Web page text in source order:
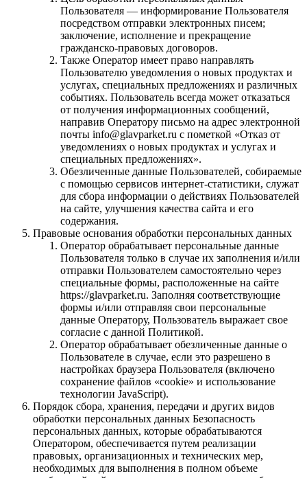
Пользователя — информирование Пользователя
посредством отправки электронных писем;
заключение, исполнение и прекращение
гражданско-правовых договоров.
Также Оператор имеет право направлять
Пользователю уведомления о новых продуктах и
услугах, специальных предложениях и различных
событиях. Пользователь всегда может отказаться
от получения информационных сообщений,
направив Оператору письмо на адрес электронной
почты info@glavparket.ru с пометкой «Отказ от
уведомлениях о новых продуктах и услугах и
специальных предложениях».
Обезличенные данные Пользователей, собираемые
с помощью сервисов интернет-статистики, служат
для сбора информации о действиях Пользователей
на сайте, улучшения качества сайта и его
содержания.
Правовые основания обработки персональных данных
Оператор обрабатывает персональные данные
Пользователя только в случае их заполнения и/или
отправки Пользователем самостоятельно через
специальные формы, расположенные на сайте
https://glavparket.ru. Заполняя соответствующие
формы и/или отправляя свои персональные
данные Оператору, Пользователь выражает свое
согласие с данной Политикой.
Оператор обрабатывает обезличенные данные о
Пользователе в случае, если это разрешено в
настройках браузера Пользователя (включено
сохранение файлов «cookie» и использование
технологии JavaScript).
Порядок сбора, хранения, передачи и других видов
обработки персональных данных Безопасность
персональных данных, которые обрабатываются
Оператором, обеспечивается путем реализации
правовых, организационных и технических мер,
необходимых для выполнения в полном объеме